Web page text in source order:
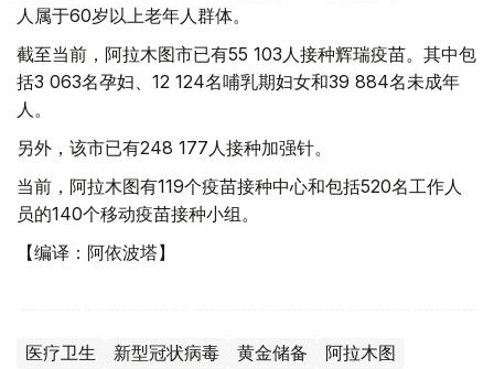
人属于60岁以上老年人群体。
截至当前，阿拉木图市已有55 103人接种辉瑞疫苗。其中包
括3 063名孕妇、12 124名哺乳期妇女和39 884名未成年
人。
另外，该市已有248 177人接种加强针。
当前，阿拉木图有119个疫苗接种中心和包括520名工作人
员的140个移动疫苗接种小组。
【编译：阿依波塔】
医疗卫生 新型冠状病毒 黄金储备 阿拉木图